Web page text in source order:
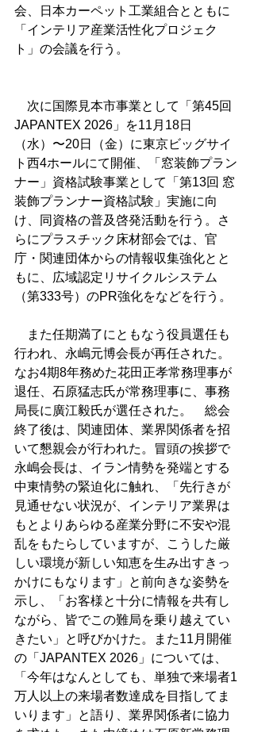
会、日本カーペット工業組合とともに
「インテリア産業活性化プロジェク
ト」の会議を行う。
次に国際見本市事業として「第45回
JAPANTEX 2026」を11月18日
（水）〜20日（金）に東京ビッグサイ
ト西4ホールにて開催、「窓装飾プラン
ナー」資格試験事業として「第13回 窓
装飾プランナー資格試験」実施に向
け、同資格の普及啓発活動を行う。さ
らにプラスチック床材部会では、官
庁・関連団体からの情報収集強化とと
もに、広域認定リサイクルシステム
（第333号）のPR強化をなどを行う。
また任期満了にともなう役員選任も
行われ、永嶋元博会長が再任された。
なお4期8年務めた花田正孝常務理事が
退任、石原猛志氏が常務理事に、事務
局長に廣江毅氏が選任された。　総会
終了後は、関連団体、業界関係者を招
いて懇親会が行われた。冒頭の挨拶で
永嶋会長は、イラン情勢を発端とする
中東情勢の緊迫化に触れ、「先行きが
見通せない状況が、インテリア業界は
もとよりあらゆる産業分野に不安や混
乱をもたらしていますが、こうした厳
しい環境が新しい知恵を生み出すきっ
かけにもなります」と前向きな姿勢を
示し、「お客様と十分に情報を共有し
ながら、皆でこの難局を乗り越えてい
きたい」と呼びかけた。また11月開催
の「JAPANTEX 2026」については、
「今年はなんとしても、単独で来場者1
万人以上の来場者数達成を目指してま
いります」と語り、業界関係者に協力